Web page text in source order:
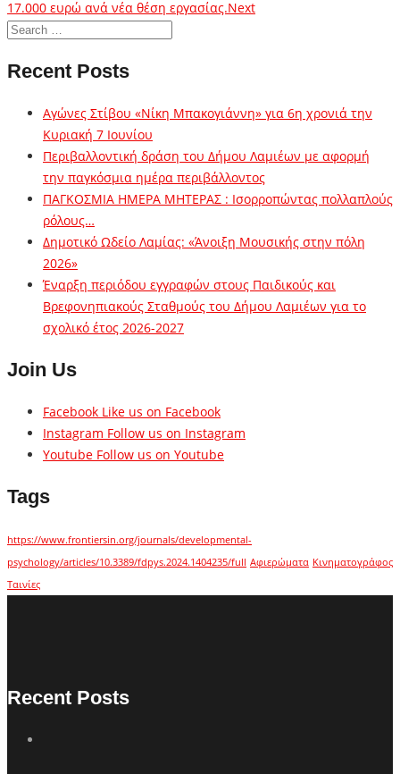
17.000 ευρώ ανά νέα θέση εργασίας.Next
Recent Posts
Αγώνες Στίβου «Νίκη Μπακογιάννη» για 6η χρονιά την
Κυριακή 7 Ιουνίου
Περιβαλλοντική δράση του Δήμου Λαμιέων με αφορμή
την παγκόσμια ημέρα περιβάλλοντος
ΠΑΓΚΟΣΜΙΑ ΗΜΕΡΑ ΜΗΤΕΡΑΣ : Ισορροπώντας πολλαπλούς
ρόλους…
Δημοτικό Ωδείο Λαμίας: «Άνοιξη Μουσικής στην πόλη
2026»
Έναρξη περιόδου εγγραφών στους Παιδικούς και
Βρεφονηπιακούς Σταθμούς του Δήμου Λαμιέων για το
σχολικό έτος 2026-2027
Join Us
Facebook Like us on Facebook
Instagram Follow us on Instagram
Youtube Follow us on Youtube
Tags
https://www.frontiersin.org/journals/developmental-
psychology/articles/10.3389/fdpys.2024.1404235/full Αφιερώματα Κινηματογράφος
Ταινίες
Recent Posts